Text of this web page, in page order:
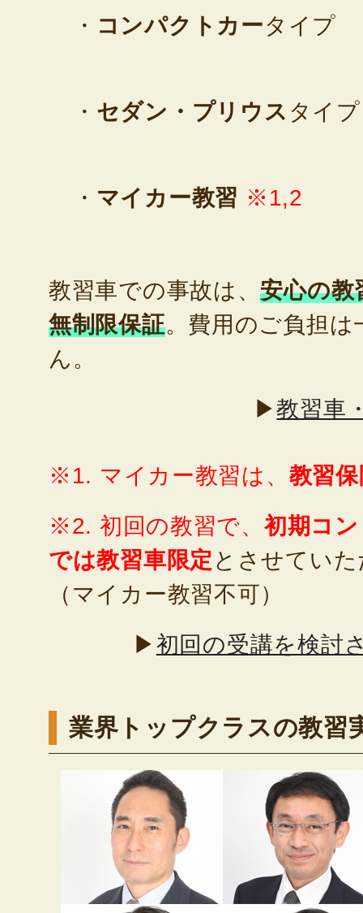
・ コンパクトカータイプ
・ セダン・プリウス タイプ
・ マイカー教習 ※1,2
教習車での事故は、安心の教
無制限保証。費用のご負担は
ん。
▶教習車
※1. マイカー教習は、 教習
※2. 初回の教習で、初期コ
では教習車限定 とさせてい
（マイカー教習不可）
▶初回の受講を検討
業界トップクラスの教習